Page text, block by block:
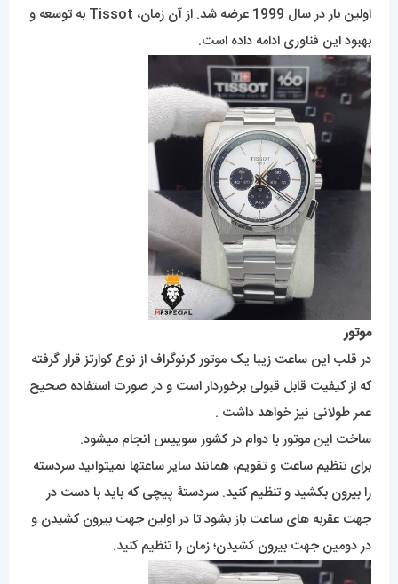
اولین بار در سال 1999 عرضه شد. از آن زمان، Tissot به توسعه و
بهبود این فناوری ادامه داده است.
موتور
در قلب این ساعت زیبا یک موتور کرنوگراف از نوع کوارتز قرار گرفته
که از کیفیت قابل قبولی برخوردار است و در صورت استفاده صحیح
عمر طولانی نیز خواهد داشت .
ساخت این موتور با دوام در کشور سوییس انجام میشود.
برای تنظیم ساعت و تقویم، همانند سایر ساعتها نمیتوانید سردسته
را بیرون بکشید و تنظیم کنید. سردستۀ پیچی که باید با دست در
جهت عقربه های ساعت باز بشود تا در اولین جهت بیرون کشیدن و
در دومین جهت بیرون کشیدن؛ زمان را تنظیم کنید.